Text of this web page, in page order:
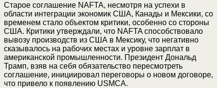
Старое соглашение NAFTA, несмотря на успехи в
области интеграции экономик США, Канады и Мексики, со
временем стало объектом критики, особенно со стороны
США. Критики утверждали, что NAFTA способствовало
вывозу производств из США в Мексику, что негативно
сказывалось на рабочих местах и уровне зарплат в
американской промышленности. Президент Дональд
Трамп, взяв на себя обязательство пересмотреть
соглашение, инициировал переговоры о новом договоре,
что привело к появлению USMCA.